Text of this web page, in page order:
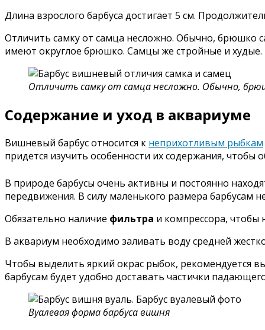
Длина взрослого барбуса достигает 5 см.
Отличить самку от самца несложно. Обычно, брюшко
имеют округлое брюшко. Самцы же стройные и худые.
Отличить самку от самца несложно. Обычно,
Содержание и уход в аквариуме
Вишневый барбус относится к неприхотливым рыбкам
придется изучить особенности их содержания,
В природе барбусы очень активны и постоянно
передвижения. В силу маленького размера барбусам
Обязательно наличие фильтра и компрессора, чтобы
В аквариум необходимо заливать воду средней
Чтобы выделить яркий окрас рыбок, рекомендуется
барбусам будет удобно доставать частички
Вуалевая форма барбуса вишня